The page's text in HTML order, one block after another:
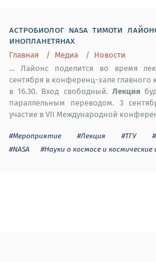
астробиолог nasa тимоти
инопланетянах
Главная Медиа
Новости
... Лайонс поделится во время
сентября в конференц-зале главного
в 16.30. Вход свободный. Лекция
параллельным переводом. 3
участие в VII Международной
#Мероприятие #Лекция #ТГУ
#NASA
#Науки о космосе и космические